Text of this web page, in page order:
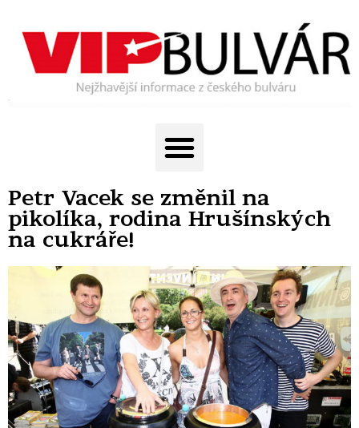
Petr Vacek se změnil na
pikolíka, rodina Hrušínských
na cukráře!